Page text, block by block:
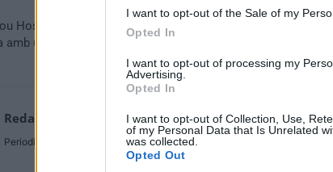
I want to opt-out of the Sale of my
Opted In
I want to opt-out of processing my
Advertising.
Opted In
I want to opt-out of Collection, Use,
of my Personal Data that Is Unrelated
was collected.
Opted Out
Hospital a les Terres de
amb una recollida de firmes
Redaccio
Periodistes